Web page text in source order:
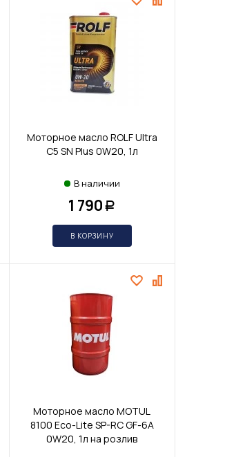
Моторное масло ROLF Ultra
С5 SN Plus 0W20, 1л
В наличии
1 790 Р
В КОРЗИНУ
Моторное масло MOTUL
8100 Eco-Lite SP-RC GF-6A
0W20, 1л на розлив